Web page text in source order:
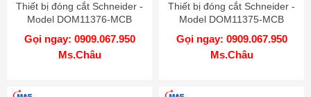
Thiết bị đóng cắt Schneider -
Model DOM11376-MCB
Gọi ngay: 0909.067.950
Ms.Châu
Thiết bị đóng cắt Schneider -
Model DOM11375-MCB
Gọi ngay: 0909.067.950
Ms.Châu